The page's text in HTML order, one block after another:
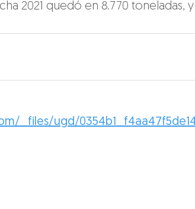
2021 quedó en 8.770 toneladas,
_files/ugd/